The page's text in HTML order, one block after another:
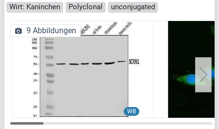
Wirt: Kaninchen
Polyclonal unconjugated
WB
9 Abbildungen